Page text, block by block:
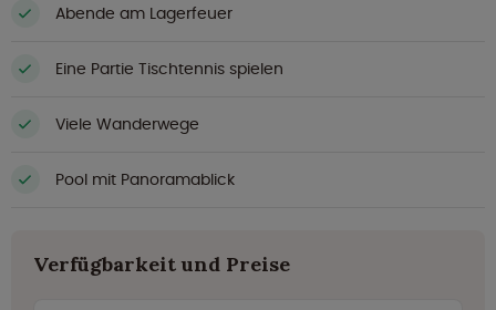
Abende am Lagerfeuer
Eine Partie Tischtennis spielen
Viele Wanderwege
Pool mit Panoramablick
Verfügbarkeit und Preise